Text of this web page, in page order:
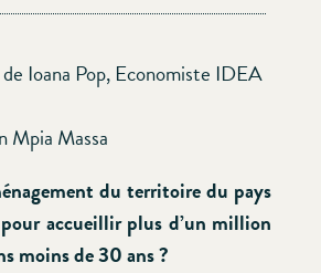
Ioana Pop, Economiste IDEA
Massa
du territoire du pays
accueillir plus d’un million
moins de 30 ans ?